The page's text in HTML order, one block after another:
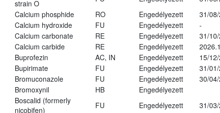
strain O
Calcium phosphide
RO Engedélyezett
31/
Calcium hydroxide
FU Engedélyezett
-
Calcium carbonate
RE Engedélyezett
31/
Calcium carbide
RE Engedélyezett
Buprofezin
AC, IN Engedélyezett
15/
Bupirimate
FU Engedélyezett
31/
Bromuconazole
FU Engedélyezett
30/
Bromoxynil
HB
Engedélyezett
Boscalid (formerly
nicobifen)
FU Engedélyezett
31/